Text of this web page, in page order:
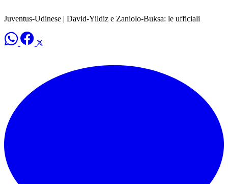
Juventus-Udinese | David-Yildiz e Zaniolo-Buksa: le ufficiali